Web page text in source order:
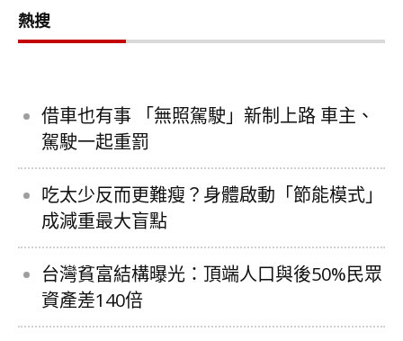
熱搜
借車也有事 「無照駕駛」新制上路 車主、
駕駛一起重罰
吃太少反而更難瘦？身體啟動「節能模式」
成減重最大盲點
台灣貧富結構曝光：頂端人口與後50%民眾
資產差140倍